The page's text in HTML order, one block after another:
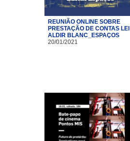
REUNIÃO ONLINE SOBRE
PRESTAÇÃO DE CONTAS LEI
ALDIR BLANC_ESPAÇOS
20/01/2021